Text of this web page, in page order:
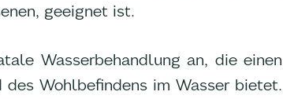
geeignet ist.
Wasserbehandlung an, die einen
Wohlbefindens im Wasser bietet.